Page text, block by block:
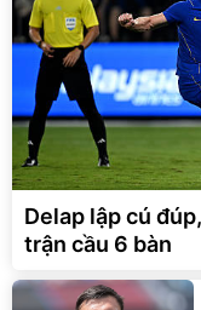
Delap lập cú
trận cầu 6 bàn